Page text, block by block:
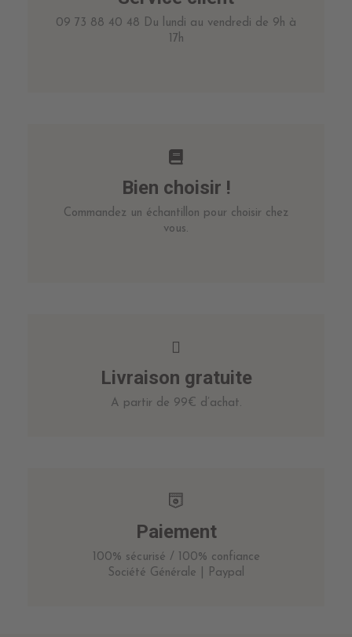
09 73 88 40 48 Du lundi au vendredi de 9h à
17h
Bien choisir !
Commandez un échantillon pour choisir chez
vous.
Livraison gratuite
A partir de 99€ d’achat.
Paiement
100% sécurisé / 100% confiance
Société Générale | Paypal